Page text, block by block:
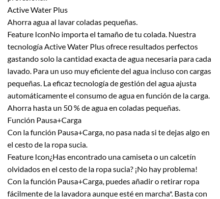
Active Water Plus
Ahorra agua al lavar coladas pequeñas.
Feature IconNo importa el tamaño de tu colada. Nuestra
tecnología Active Water Plus ofrece resultados perfectos
gastando solo la cantidad exacta de agua necesaria para cada
lavado. Para un uso muy eficiente del agua incluso con cargas
pequeñas. La eficaz tecnología de gestión del agua ajusta
automáticamente el consumo de agua en función de la carga.
Ahorra hasta un 50 % de agua en coladas pequeñas.
Función Pausa+Carga
Con la función Pausa+Carga, no pasa nada si te dejas algo en
el cesto de la ropa sucia.
Feature Icon¿Has encontrado una camiseta o un calcetín
olvidados en el cesto de la ropa sucia? ¡No hay problema!
Con la función Pausa+Carga, puedes añadir o retirar ropa
fácilmente de la lavadora aunque esté en marcha*. Basta con